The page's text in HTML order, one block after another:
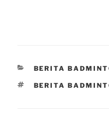
CATEGORIES
BERITA
TAGS
BERITA